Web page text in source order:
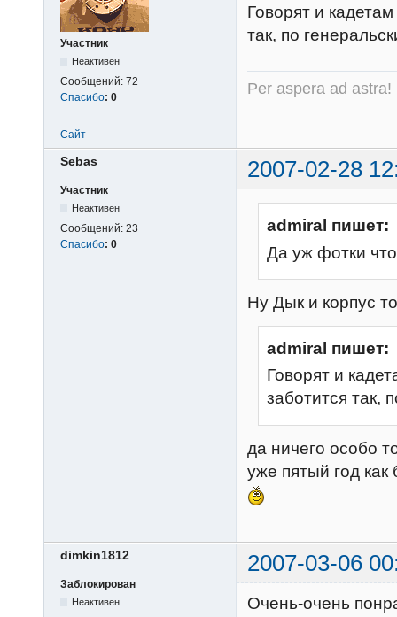
Участник
Неактивен
Сообщений: 72
Спасибо: 0
Говорят и
так, по
Per aspera ad astra!
Сайт
Sebas 2007-02-28
Участник
Неактивен
Сообщений: 23
Спасибо: 0
admiral пишет:
Да уж фотки
Ну Дык и корпус
admiral пишет:
Говорят и
заботится так,
да ничего особо
уже пятый год как
dimkin1812 2007-03-06
Заблокирован
Неактивен
Очень-очень